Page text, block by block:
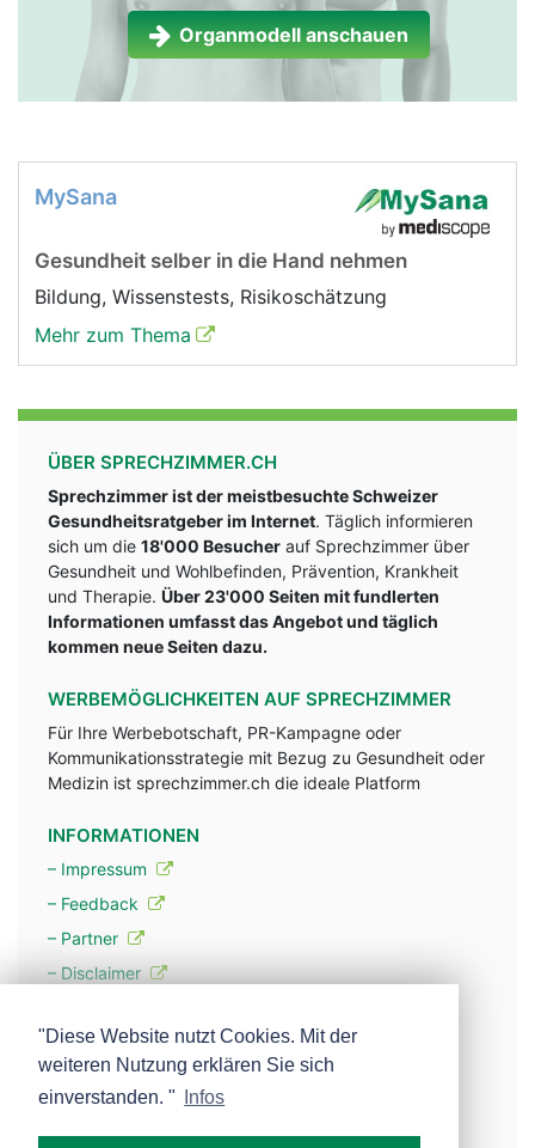
Organmodell anschauen
MySana
Gesundheit selber in die Hand nehmen
Bildung, Wissenstests, Risikoschätzung
Mehr zum Thema
ÜBER SPRECHZIMMER.CH
Sprechzimmer ist der meistbesuchte Schweizer
Gesundheitsratgeber im Internet. Täglich informieren
sich um die 18'000 Besucher auf Sprechzimmer über
Gesundheit und Wohlbefinden, Prävention, Krankheit
und Therapie. Über 23'000 Seiten mit fundlerten
Informationen umfasst das Angebot und täglich
kommen neue Seiten dazu.
WERBEMÖGLICHKEITEN AUF SPRECHZIMMER
Für Ihre Werbebotschaft, PR-Kampagne oder
Kommunikationsstrategie mit Bezug zu Gesundheit oder
Medizin ist sprechzimmer.ch die ideale Platform
INFORMATIONEN
– Impressum
– Feedback
– Partner
– Disclaimer
– Werbung
– Mehr über unsere Experten
"Diese Website nutzt Cookies. Mit der
weiteren Nutzung erklären Sie sich
einverstanden. "
Infos